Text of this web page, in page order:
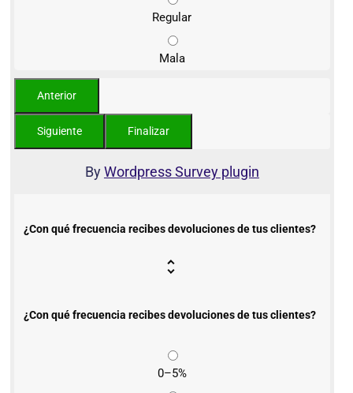
Regular
Mala
ByWordpress Survey plugin
¿Con qué frecuencia recibes devoluciones de tus clientes?
¿Con qué frecuencia recibes devoluciones de tus clientes?
0–5%